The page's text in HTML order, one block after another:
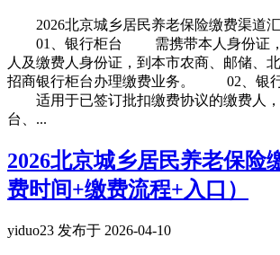
2026北京城乡居民养老保险缴费渠
01、银行柜台 需携带本人身份证，
人及缴费人身份证，到本市农商、邮储、
招商银行柜台办理缴费业务。 02、银
适用于已签订批扣缴费协议的缴费人，
台、...
2026北京城乡居民养老保险
费时间+缴费流程+入口）
yiduo23 发布于 2026-04-10